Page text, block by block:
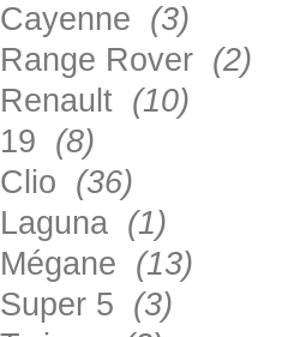
Cayenne (3)
Range Rover (2)
Renault (10)
19 (8)
Clio (36)
Laguna (1)
Mégane (13)
Super 5 (3)